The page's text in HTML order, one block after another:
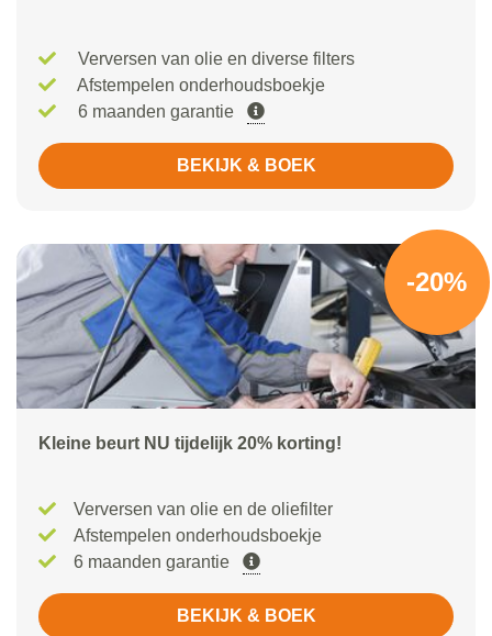
Verversen van olie en diverse filters
Afstempelen onderhoudsboekje
6 maanden garantie
BEKIJK & BOEK
-20%
Kleine beurt NU tijdelijk 20% korting!
Verversen van olie en de oliefilter
Afstempelen onderhoudsboekje
6 maanden garantie
BEKIJK & BOEK